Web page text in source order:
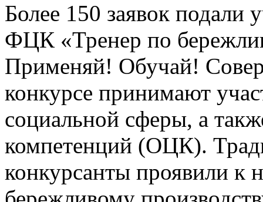
Более 150 заявок подали
ФЦК «Тренер по
Применяй! Обучай!
конкурсе принимают
социальной сферы, а
компетенций (ОЦК).
конкурсанты проявили к